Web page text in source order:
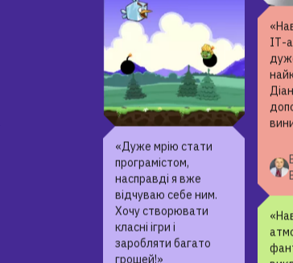
«Дуже мрію стати
програмістом,
насправді я вже
відчуваю себе ним.
Хочу створювати
класні ігри і
заробляти багато
грошей!»
ІТ-